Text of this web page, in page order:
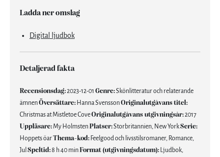
Ladda ner omslag
Digital ljudbok
Detaljerad fakta
Recensionsdag:2023-12-01 Genre:Skönlitteratur och relaterande
ämnenÖversättare: Hanna SvenssonOriginalutgåvans titel:
Christmas at Mistletoe CoveOriginalutgåvans utgivningsår:2017
Uppläsare:My HolmstenPlatser:Storbritannien, New YorkSerie:
Hoppets öarThema-kod: Feelgood och livsstilsromaner, Romance,
JulSpeltid:8 h 40 minFormat (utgivningsdatum): Ljudbok,